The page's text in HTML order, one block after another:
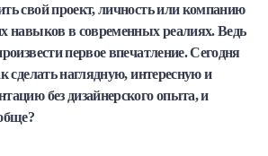
Prime Line
свой проект, личность или компанию
навыков в современных реалиях. Ведь
первое впечатление. Сегодня
сделать наглядную, интересную и
без дизайнерского опыта, и